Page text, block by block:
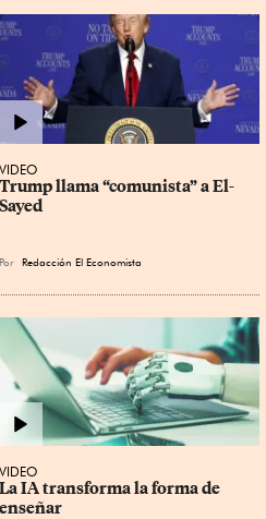
VIDEO
Trump llama “comunista” a El-
Sayed
Por Redacción El Economista
VIDEO
La IA transforma la forma de
enseñar